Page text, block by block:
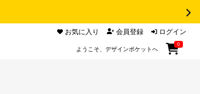
お気に入り 会員登録 ログイン
ようこそ、デザインポケットへ
0